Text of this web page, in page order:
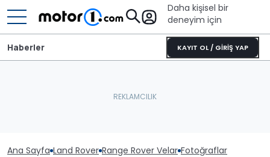
Daha kişisel bir
deneyim için
KAYIT OL / GİRİŞ YAP
Haberler
Ana Sayfa Land Rover Range Rover Velar Fotoğraflar